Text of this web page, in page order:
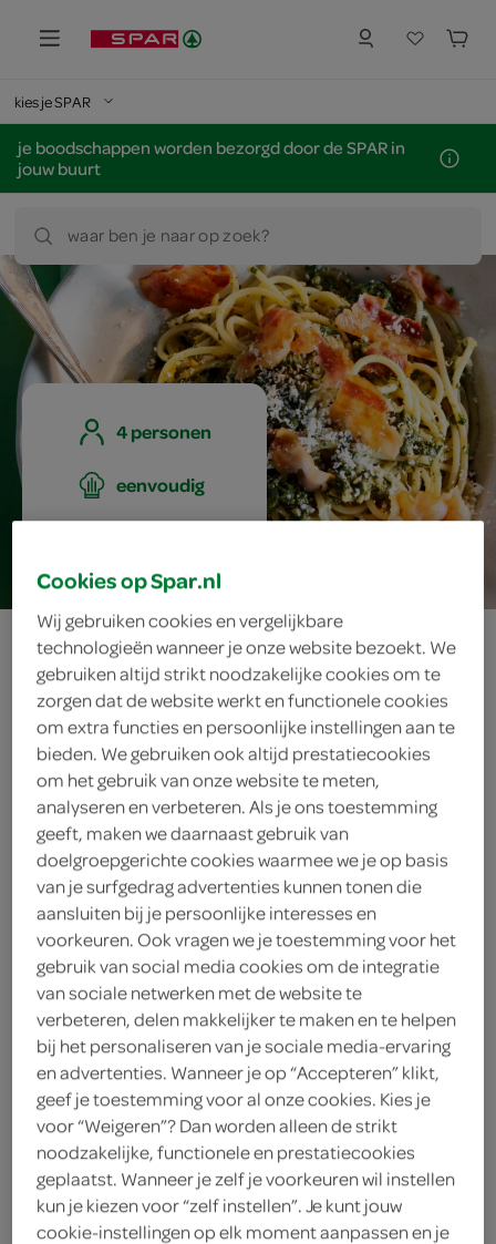
kies je SPAR
je boodschappen worden bezorgd door de SPAR in
jouw buurt
waar ben je naar op zoek?
4 personen
eenvoudig
spaghetti met
knapperig spek
en pesto
ingrediënten
300 gram spaghetti
4 eetlepels Parmezaanse kaas
150 milliliter olijfolie
70 gram verse basilicum
50 gram pijnboompitten
2 teentjes knoflook
Cookies op Spar.nl
Wij gebruiken cookies en vergelijkbare
technologieën wanneer je onze website bezoekt. We
gebruiken altijd strikt noodzakelijke cookies om te
zorgen dat de website werkt en functionele cookies
om extra functies en persoonlijke instellingen aan te
bieden. We gebruiken ook altijd prestatiecookies
om het gebruik van onze website te meten,
analyseren en verbeteren. Als je ons toestemming
geeft, maken we daarnaast gebruik van
doelgroepgerichte cookies waarmee we je op basis
van je surfgedrag advertenties kunnen tonen die
aansluiten bij je persoonlijke interesses en
voorkeuren. Ook vragen we je toestemming voor het
gebruik van social media cookies om de integratie
van sociale netwerken met de website te
verbeteren, delen makkelijker te maken en te helpen
bij het personaliseren van je sociale media-ervaring
en advertenties. Wanneer je op “Accepteren” klikt,
geef je toestemming voor al onze cookies. Kies je
voor “Weigeren”? Dan worden alleen de strikt
noodzakelijke, functionele en prestatiecookies
geplaatst. Wanneer je zelf je voorkeuren wil instellen
kun je kiezen voor “zelf instellen”. Je kunt jouw
cookie-instellingen op elk moment aanpassen en je